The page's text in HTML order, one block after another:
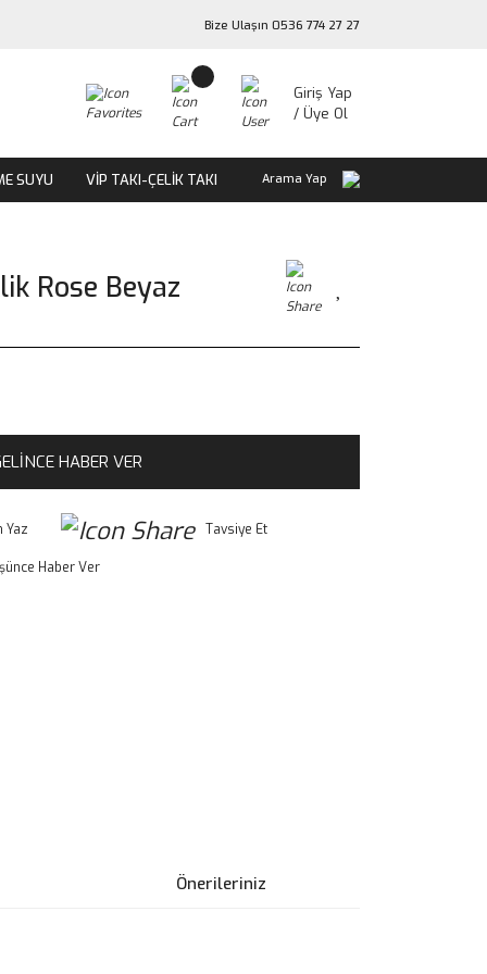
Bize Ulaşın 0536 774 27 27
Giriş Yap
/ Üye Ol
SUYU VİP TAKI-ÇELİK TAKI Arama Yap
Rose Beyaz
HABER VER
Yaz Tavsiye Et
Haber Ver
Önerileriniz